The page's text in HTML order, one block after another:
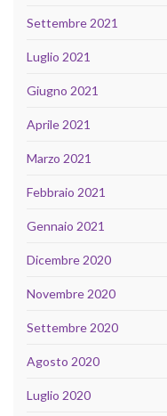
Settembre 2021
Luglio 2021
Giugno 2021
Aprile 2021
Marzo 2021
Febbraio 2021
Gennaio 2021
Dicembre 2020
Novembre 2020
Settembre 2020
Agosto 2020
Luglio 2020